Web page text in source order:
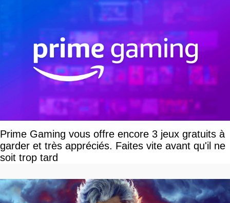
Prime Gaming vous offre encore 3 jeux gratuits à
garder et très appréciés. Faites vite avant qu'il ne
soit trop tard